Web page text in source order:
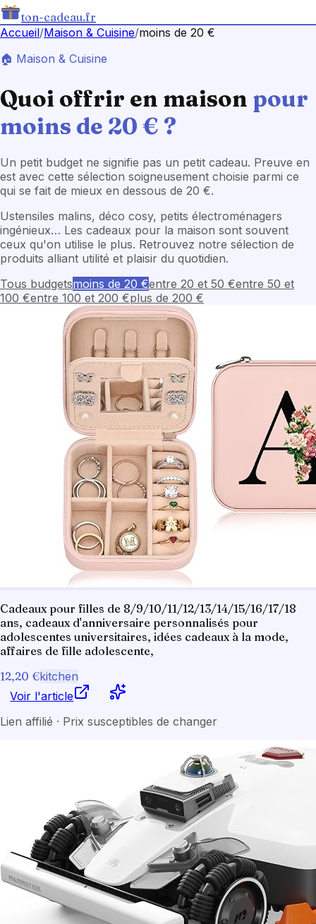
ton-cadeau.fr
Accueil/Maison & Cuisine/moins de 20 €
🏠 Maison & Cuisine
Quoi offrir en maison pour
moins de 20 € ?
Un petit budget ne signifie pas un petit cadeau. Preuve en
est avec cette sélection soigneusement choisie parmi ce
qui se fait de mieux en dessous de 20 €.
Ustensiles malins, déco cosy, petits électroménagers
ingénieux… Les cadeaux pour la maison sont souvent
ceux qu'on utilise le plus. Retrouvez notre sélection de
produits alliant utilité et plaisir du quotidien.
Tous budgetsmoins de 20 €entre 20 et 50 €entre 50 et
100 €entre 100 et 200 €plus de 200 €
Cadeaux pour filles de 8/9/10/11/12/13/14/15/16/17/18
ans, cadeaux d'anniversaire personnalisés pour
adolescentes universitaires, idées cadeaux à la mode,
affaires de fille adolescente,
12,20 €kitchen
Voir l'article
Lien affilié · Prix susceptibles de changer